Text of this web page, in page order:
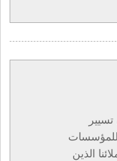
للمؤسسات
الذين